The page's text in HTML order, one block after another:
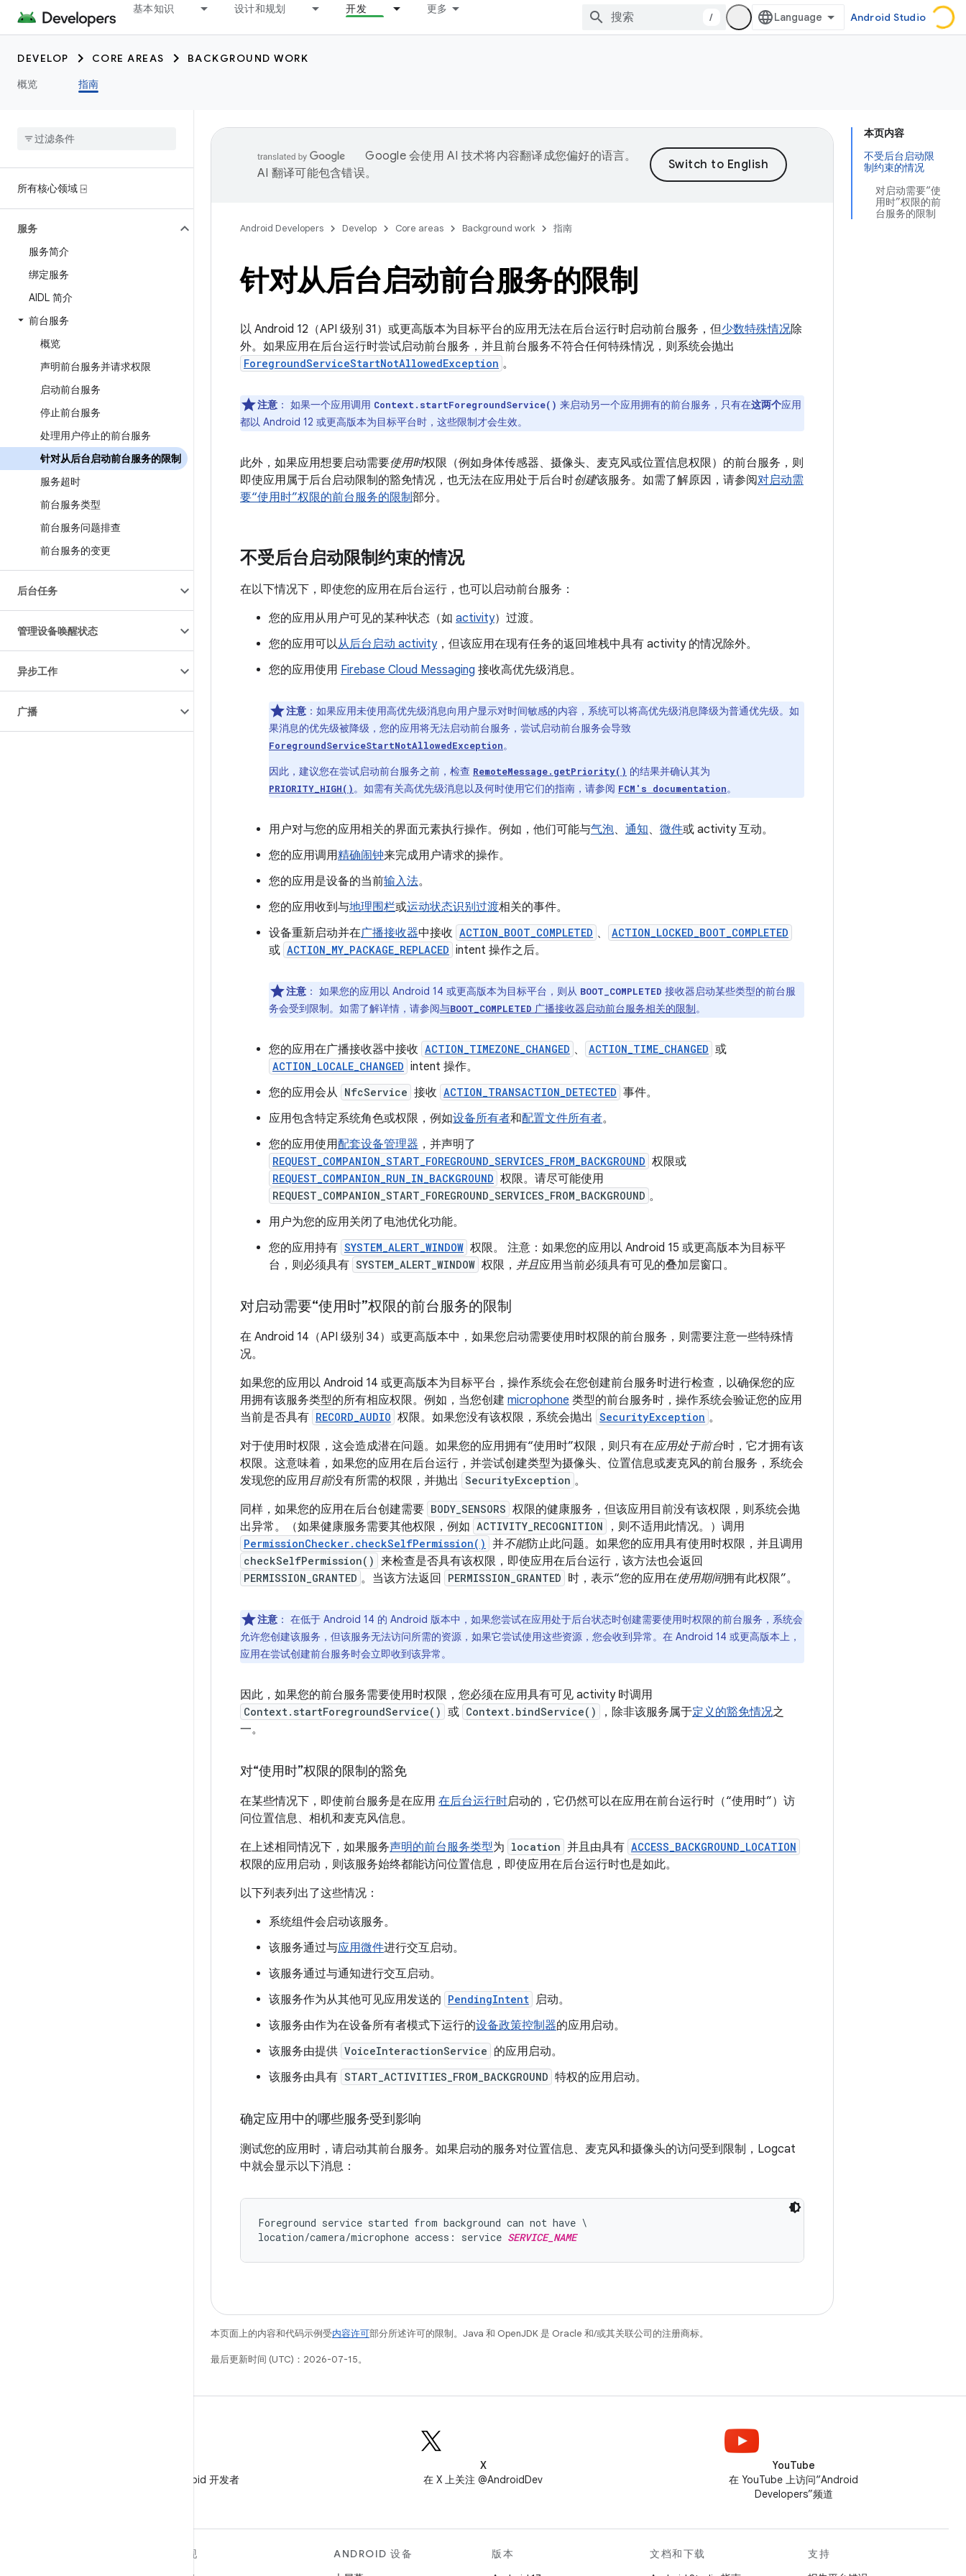
基本知识 设计和规划 开发 更多
/ Android Studio
DEVELOP CORE AREAS
BACKGROUND WORK
概览
指南
所有核心领域 ⍈
服务
服务简介
绑定服务
AIDL 简介
前台服务
概览
声明前台服务并请求权限
启动前台服务
停止前台服务
处理用户停止的前台服务
针对从后台启动前台服务的限制
服务超时
前台服务类型
前台服务问题排查
前台服务的变更
后台任务
管理设备唤醒状态
异步工作
广播
本页内容
不受后台启动限
制约束的情况
对启动需要“使
用时”权限的前
台服务的限制
Google 会使用 AI 技术将内容翻译成您偏好的语言。
AI 翻译可能包含错误。
Android Developers Develop Core areas Background work 指南
针对从后台启动前台服务的限制
以 Android 12（API 级别 31）或更高版本为目标平台的应用无法在后台运行时启动前台服务，但少数特殊情况除
外。如果应用在后台运行时尝试启动前台服务，并且前台服务不符合任何特殊情况，则系统会抛出
ForegroundServiceStartNotAllowedException 。
注意 ： 如果一个应用调用 Context.startForegroundService() 来启动另一个应用拥有的前台服务，只有在这两个应用
都以 Android 12 或更高版本为目标平台时，这些限制才会生效。
此外，如果应用想要启动需要使用时权限（例如身体传感器、摄像头、麦克风或位置信息权限）的前台服务，则
即使应用属于后台启动限制的豁免情况，也无法在应用处于后台时创建该服务。如需了解原因，请参阅对启动需
要“使用时”权限的前台服务的限制部分。
不受后台启动限制约束的情况
在以下情况下，即使您的应用在后台运行，也可以启动前台服务：
您的应用从用户可见的某种状态（如 activity）过渡。
您的应用可以从后台启动 activity，但该应用在现有任务的返回堆栈中具有 activity 的情况除外。
您的应用使用 Firebase Cloud Messaging 接收高优先级消息。
注意 ：如果应用未使用高优先级消息向用户显示对时间敏感的内容，系统可以将高优先级消息降级为普通优先级。如
果消息的优先级被降级，您的应用将无法启动前台服务，尝试启动前台服务会导致
ForegroundServiceStartNotAllowedException。
因此，建议您在尝试启动前台服务之前，检查 RemoteMessage.getPriority() 的结果并确认其为
PRIORITY_HIGH()。如需有关高优先级消息以及何时使用它们的指南，请参阅 FCM's documentation。
用户对与您的应用相关的界面元素执行操作。例如，他们可能与气泡、 通知、 微件或 activity 互动。
您的应用调用精确闹钟来完成用户请求的操作。
您的应用是设备的当前输入法。
您的应用收到与地理围栏或运动状态识别过渡相关的事件。
设备重新启动并在广播接收器中接收 ACTION_BOOT_COMPLETED 、 ACTION_LOCKED_BOOT_COMPLETED
或 ACTION_MY_PACKAGE_REPLACED intent 操作之后。
注意 ： 如果您的应用以 Android 14 或更高版本为目标平台，则从 BOOT_COMPLETED 接收器启动某些类型的前台服
务会受到限制。如需了解详情，请参阅与BOOT_COMPLETED 广播接收器启动前台服务相关的限制。
您的应用在广播接收器中接收 ACTION_TIMEZONE_CHANGED 、 ACTION_TIME_CHANGED 或
ACTION_LOCALE_CHANGED intent 操作。
您的应用会从 NfcService 接收 ACTION_TRANSACTION_DETECTED 事件。
应用包含特定系统角色或权限，例如设备所有者和配置文件所有者。
您的应用使用配套设备管理器 ，并声明了
REQUEST_COMPANION_START_FOREGROUND_SERVICES_FROM_BACKGROUND 权限或
REQUEST_COMPANION_RUN_IN_BACKGROUND 权限。请尽可能使用
REQUEST_COMPANION_START_FOREGROUND_SERVICES_FROM_BACKGROUND 。
用户为您的应用关闭了电池优化功能。
您的应用持有 SYSTEM_ALERT_WINDOW 权限。 注意：如果您的应用以 Android 15 或更高版本为目标平
台，则必须具有 SYSTEM_ALERT_WINDOW 权限， 并且应用当前必须具有可见的叠加层窗口。
对启动需要“使用时”权限的前台服务的限制
在 Android 14（API 级别 34）或更高版本中，如果您启动需要使用时权限的前台服务，则需要注意一些特殊情
况。
如果您的应用以 Android 14 或更高版本为目标平台，操作系统会在您创建前台服务时进行检查，以确保您的应
用拥有该服务类型的所有相应权限。例如，当您创建 microphone 类型的前台服务时，操作系统会验证您的应用
当前是否具有 RECORD_AUDIO 权限。如果您没有该权限，系统会抛出 SecurityException 。
对于使用时权限，这会造成潜在问题。如果您的应用拥有“使用时”权限，则只有在应用处于前台时，它才拥有该
权限。这意味着，如果您的应用在后台运行，并尝试创建类型为摄像头、位置信息或麦克风的前台服务，系统会
发现您的应用目前没有所需的权限，并抛出 SecurityException 。
同样，如果您的应用在后台创建需要 BODY_SENSORS 权限的健康服务，但该应用目前没有该权限，则系统会抛
出异常。（如果健康服务需要其他权限，例如 ACTIVITY_RECOGNITION ，则不适用此情况。）调用
PermissionChecker.checkSelfPermission() 并不能防止此问题。如果您的应用具有使用时权限，并且调用
checkSelfPermission() 来检查是否具有该权限，即使应用在后台运行，该方法也会返回
PERMISSION_GRANTED 。当该方法返回 PERMISSION_GRANTED 时，表示“您的应用在使用期间拥有此权限”。
注意 ： 在低于 Android 14 的 Android 版本中，如果您尝试在应用处于后台状态时创建需要使用时权限的前台服务，系统会
允许您创建该服务，但该服务无法访问所需的资源，如果它尝试使用这些资源，您会收到异常。在 Android 14 或更高版本上，
应用在尝试创建前台服务时会立即收到该异常。
因此，如果您的前台服务需要使用时权限，您必须在应用具有可见 activity 时调用
Context.startForegroundService() 或 Context.bindService() ，除非该服务属于定义的豁免情况之
一。
对“使用时”权限的限制的豁免
在某些情况下，即使前台服务是在应用 在后台运行时启动的，它仍然可以在应用在前台运行时（“使用时”）访
问位置信息、相机和麦克风信息。
在上述相同情况下，如果服务声明的前台服务类型为 location 并且由具有 ACCESS_BACKGROUND_LOCATION
权限的应用启动，则该服务始终都能访问位置信息，即使应用在后台运行时也是如此。
以下列表列出了这些情况：
系统组件会启动该服务。
该服务通过与应用微件进行交互启动。
该服务通过与通知进行交互启动。
该服务作为从其他可见应用发送的 PendingIntent 启动。
该服务由作为在设备所有者模式下运行的设备政策控制器的应用启动。
该服务由提供 VoiceInteractionService 的应用启动。
该服务由具有 START_ACTIVITIES_FROM_BACKGROUND 特权的应用启动。
确定应用中的哪些服务受到影响
测试您的应用时，请启动其前台服务。如果启动的服务对位置信息、麦克风和摄像头的访问受到限制，Logcat
中就会显示以下消息：
Foreground service started from background can not have \
location/camera/microphone access: service SERVICE_NAME
本页面上的内容和代码示例受内容许可部分所述许可的限制。Java 和 OpenJDK 是 Oracle 和/或其关联公司的注册商标。
最后更新时间 (UTC)：2026-07-15。
在微信中关注 Android 开发者
X
在 X 上关注 @AndroidDev
YouTube
在 YouTube 上访问“Android
Developers”频道
发现
ANDROID 设备
版本
文档和下载
支持